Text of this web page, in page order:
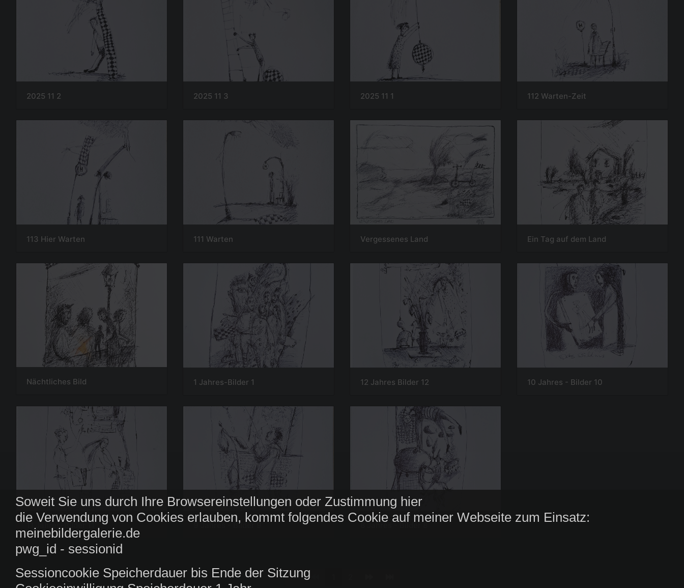
Soweit Sie uns durch Ihre Browsereinstellungen oder Zustimmung hier
die Verwendung von Cookies erlauben, kommt folgendes Cookie auf meiner Webseite zum Einsatz:
meinebildergalerie.de
pwg_id - sessionid
Sessioncookie Speicherdauer bis Ende der Sitzung
2025 11 2 2025 11 3 2025 11 1 112 Warten-Zeit
113 Hier Warten 111 Warten Vergessenes Land Ein Tag auf dem Land
Nächtliches Bild 1 Jahres-Bilder 1 12 Jahres Bilder 12 10 Jahres - Bilder 10
11 Jahres-Bilder 11 9 Jahres - Bilder 9 8 Jahres - Bilder 8